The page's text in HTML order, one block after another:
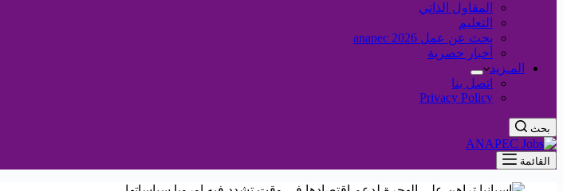
المقاول الذاتي
التعليم
بحث عن عمل 2026 anapec
أخبار حصرية
المـزيد
اتصل بنا
Privacy Policy
بحث
القائمة